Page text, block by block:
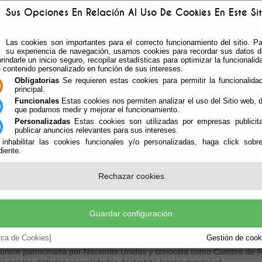
Sus Opciones En Relación Al Uso De Cookies En Este
Las cookies son importantes para el correcto funcionamiento del sitio.
su experiencia de navegación, usamos cookies para recordar sus datos
un inicio seguro, recopilar estadísticas para optimizar la
contenido personalizado en función de sus intereses.
Obligatorias Se requieren estas cookies para permitir la
principal.
Funcionales Estas cookies nos permiten analizar el uso del Sitio web,
que podamos medir y mejorar el funcionamiento.
Personalizadas Estas cookies son utilizadas por empresas
publicar anuncios relevantes para sus intereses.
las cookies funcionales y/o personalizadas, haga click
Rechazar cookies
Guardar configuración
de Cookies] Gestión de
ÁREAS DE GOBIERNO TABLÓN Y ACTAS
Local 21
Agenda Local 21 para el municipio de Vícar, a través de su
María Fernández, continúa su desarrollo con el objetivo de
que recordar que el llamado proyecto Ciudad 21 es un documento
patrocinada por Naciones Unidas y conocida como Cumbre de